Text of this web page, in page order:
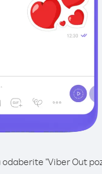
"Viber Out